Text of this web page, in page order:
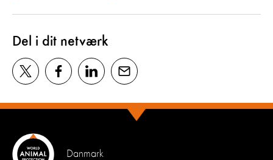
Del i dit netværk
Danmark